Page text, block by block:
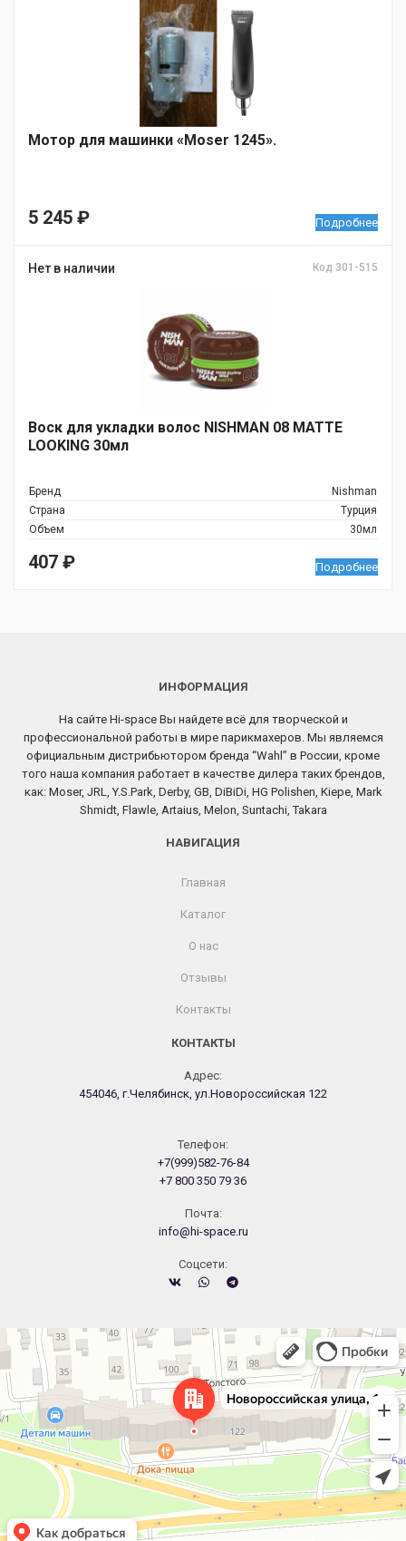
Мотор для машинки «Moser 1245».
5 245 ₽ Подробнее
Нет в наличии Код 301-515
Воск для укладки волос NISHMAN 08 MATTE
LOOKING 30мл
Бренд
Nishman
Страна
Турция
Объем
30мл
407 ₽ Подробнее
ИНФОРМАЦИЯ
На сайте Hi-space Вы найдете всё для творческой и
профессиональной работы в мире парикмахеров. Мы являемся
официальным дистрибьютором бренда “Wahl” в России, кроме
того наша компания работает в качестве дилера таких брендов,
как: Moser, JRL, Y.S.Park, Derby, GB, DiBiDi, HG Polishen, Kiepe, Mark
Shmidt, Flawle, Artaius, Melon, Suntachi, Takara
НАВИГАЦИЯ
Главная
Каталог
О нас
Отзывы
Контакты
КОНТАКТЫ
Адрес:
454046, г.Челябинск, ул.Новороссийская 122
Телефон:
+7(999)582-76-84
+7 800 350 79 36
Почта:
info@hi-space.ru
Cоцсети:
Челябинск
Новороссийская улица, 122 — Яндекс.Карты